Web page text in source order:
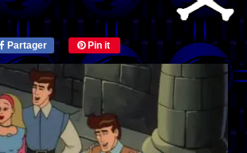
Partager Pin it